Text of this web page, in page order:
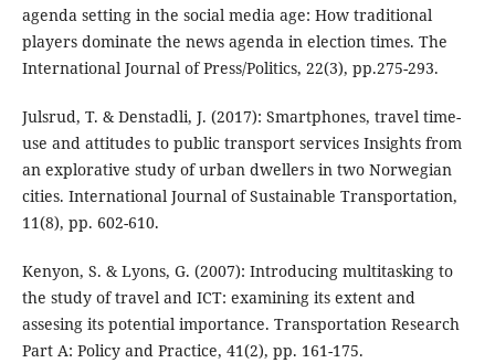
agenda setting in the social media age: How traditional
players dominate the news agenda in election times. The
International Journal of Press/Politics, 22(3), pp.275-293.
Julsrud, T. & Denstadli, J. (2017): Smartphones, travel time-
use and attitudes to public transport services Insights from
an explorative study of urban dwellers in two Norwegian
cities. International Journal of Sustainable Transportation,
11(8), pp. 602-610.
Kenyon, S. & Lyons, G. (2007): Introducing multitasking to
the study of travel and ICT: examining its extent and
assesing its potential importance. Transportation Research
Part A: Policy and Practice, 41(2), pp. 161-175.